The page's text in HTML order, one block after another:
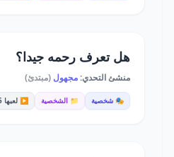
هل تعرف رحمه جيدا؟
منشئ التحدي:مجهول (مبتدئ)
🎭 شخصية 📁 الشخصية ▶️ لعبها 25